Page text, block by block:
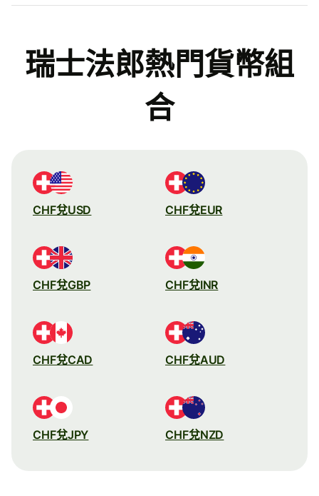
瑞士法郎熱門貨幣組
合
CHF兌USD CHF兌EUR
CHF兌GBP CHF兌INR
CHF兌CAD CHF兌AUD
CHF兌JPY CHF兌NZD